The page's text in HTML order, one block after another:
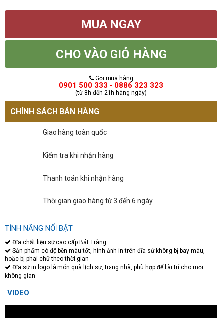
MUA NGAY
CHO VÀO GIỎ HÀNG
Gọi mua hàng
0901 500 333 - 0886 323 323
(từ 8h đến 21h hàng ngày)
CHÍNH SÁCH BÁN HÀNG
Giao hàng toàn quốc
Kiểm tra khi nhận hàng
Thanh toán khi nhận hàng
Thời gian giao hàng từ 3 đến 6 ngày
TÍNH NĂNG NỔI BẬT
Đĩa chất liệu sứ cao cấp Bát Tràng
Sản phẩm có độ bền màu tốt, hình ảnh in trên đĩa sứ không bị bay màu,
hoặc bị phai chữ theo thời gian
Đĩa sứ in logo là món quà lịch sự, trang nhã, phù hợp để bài trí cho mọi
không gian
VIDEO